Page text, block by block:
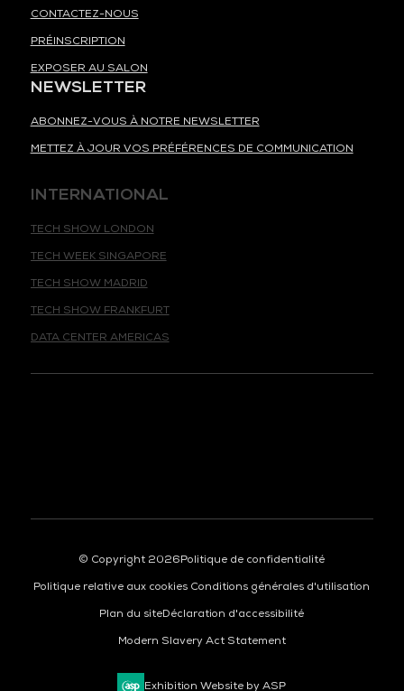
CONTACTEZ-NOUS
PRÉINSCRIPTION
EXPOSER AU SALON
NEWSLETTER
ABONNEZ-VOUS À NOTRE NEWSLETTER
METTEZ À JOUR VOS PRÉFÉRENCES DE COMMUNICATION
TECH WEEK SINGAPORE
TECH SHOW MADRID
TECH SHOW FRANKFURT
DATA CENTER AMERICAS
© Copyright 2026Politique de confidentialité
Politique relative aux cookies Conditions générales d'utilisation
Plan du siteDéclaration d'accessibilité
Modern Slavery Act Statement
Exhibition Website by ASP